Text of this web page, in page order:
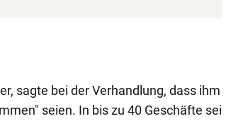
sagte bei der Verhandlung, dass ihm
seien. In bis zu 40 Geschäfte sei